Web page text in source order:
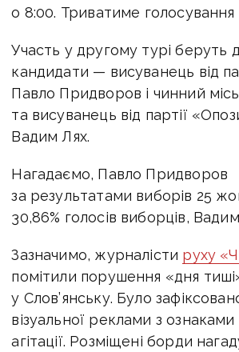
о 8:00. Триватиме голосування
Участь у другому турі беруть
кандидати — висуванець від
Павло Придворов і чинний
та висуванець від партії
Вадим Лях.
Нагадаємо, Павло Придворов
за результатами виборів 25
30,86% голосів виборців,
Зазначимо, журналісти руху
помітили порушення «дня
у Слов’янську. Було
візуальної реклами з
агітації. Розміщені борди